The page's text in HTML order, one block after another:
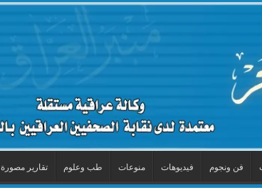
فن ونجوم فيديوهات منوعات طب وعلوم تقارير مصورة